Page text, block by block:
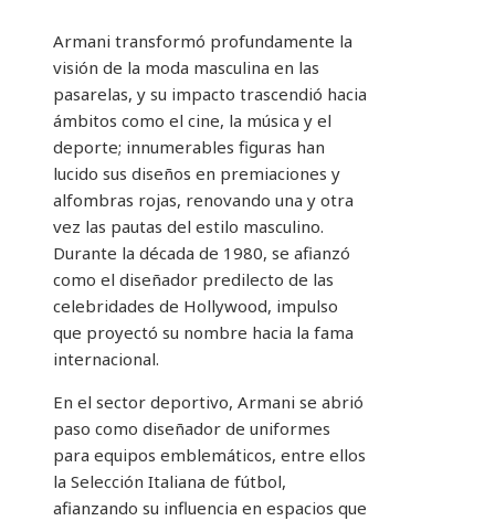
Armani transformó profundamente la
visión de la moda masculina en las
pasarelas, y su impacto trascendió hacia
ámbitos como el cine, la música y el
deporte; innumerables figuras han
lucido sus diseños en premiaciones y
alfombras rojas, renovando una y otra
vez las pautas del estilo masculino.
Durante la década de 1980, se afianzó
como el diseñador predilecto de las
celebridades de Hollywood, impulso
que proyectó su nombre hacia la fama
internacional.
En el sector deportivo, Armani se abrió
paso como diseñador de uniformes
para equipos emblemáticos, entre ellos
la Selección Italiana de fútbol,
afianzando su influencia en espacios que